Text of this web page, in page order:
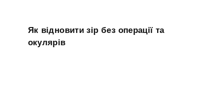
Як відновити зір без операції та
окулярів